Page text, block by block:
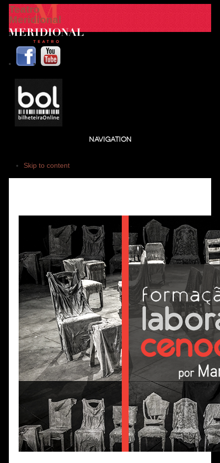
Teatro
Meridional
NAVIGATION
Skip to content